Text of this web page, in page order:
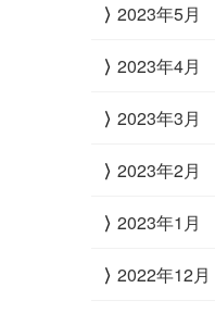
2023年5月
2023年4月
2023年3月
2023年2月
2023年1月
2022年12月